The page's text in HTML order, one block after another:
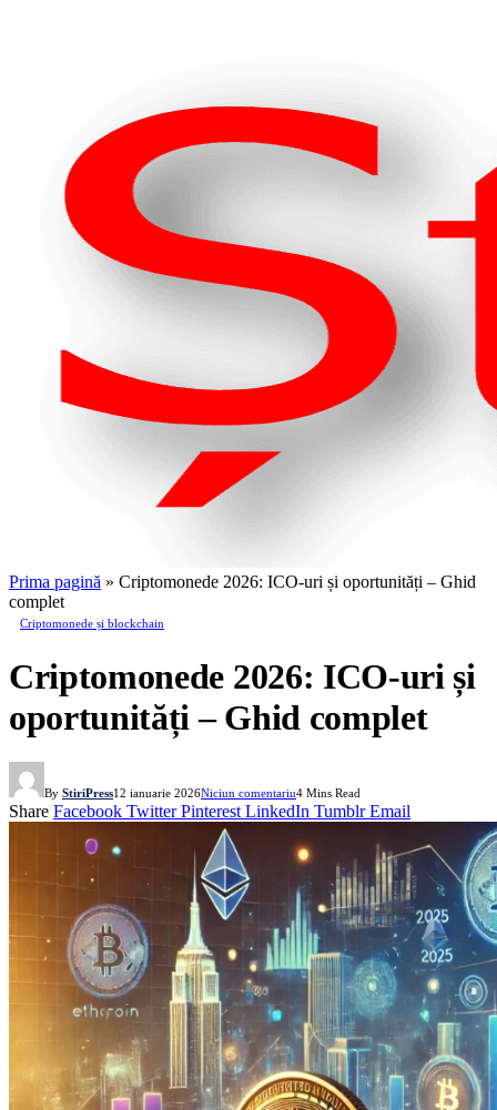
Prima pagină » Criptomonede 2026: ICO‑uri și oportunități – Ghid
complet
Criptomonede și blockchain
Criptomonede 2026: ICO‑uri și
oportunități – Ghid complet
By StiriPress12 ianuarie 2026Niciun comentariu4 Mins Read
Share Facebook Twitter Pinterest LinkedIn Tumblr Email